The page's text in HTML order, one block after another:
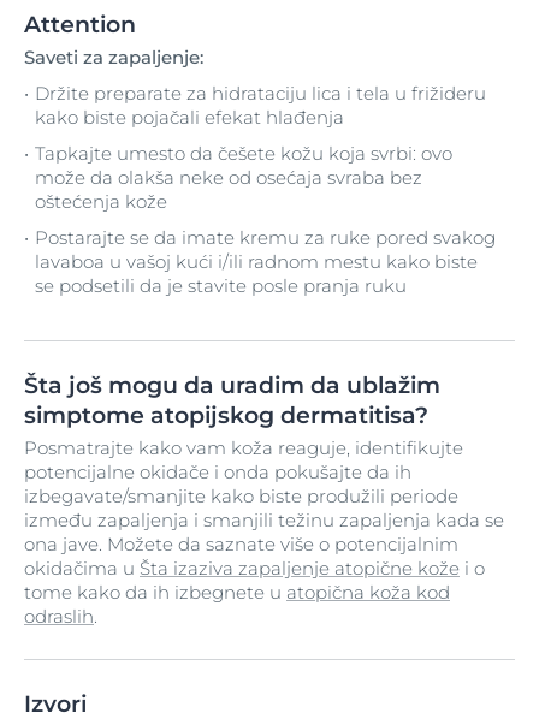
Attention
Saveti za zapaljenje:
Držite preparate za hidrataciju lica i tela u frižideru
kako biste pojačali efekat hlađenja
Tapkajte umesto da češete kožu koja svrbi: ovo
može da olakša neke od osećaja svraba bez
oštećenja kože
Postarajte se da imate kremu za ruke pored svakog
lavaboa u vašoj kući i/ili radnom mestu kako biste
se podsetili da je stavite posle pranja ruku
Šta još mogu da uradim da ublažim
simptome atopijskog dermatitisa?
Posmatrajte kako vam koža reaguje, identifikujte
potencijalne okidače i onda pokušajte da ih
izbegavate/smanjite kako biste produžili periode
između zapaljenja i smanjili težinu zapaljenja kada se
ona jave. Možete da saznate više o potencijalnim
okidačima u Šta izaziva zapaljenje atopične kože i o
tome kako da ih izbegnete u atopična koža kod
odraslih.
Izvori